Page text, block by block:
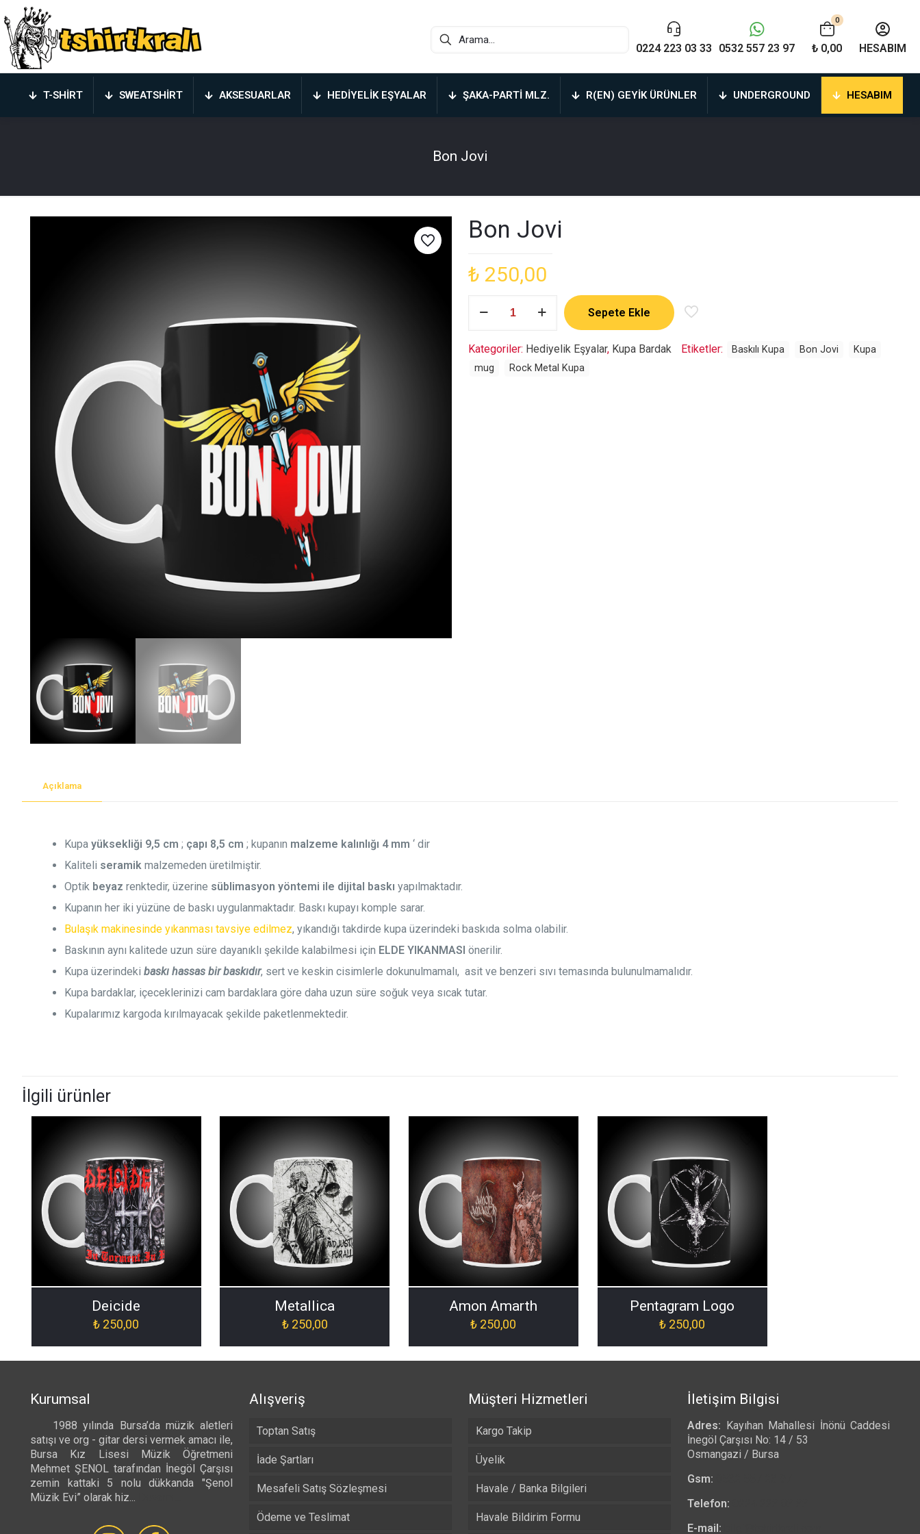
0224 223 03 33 0532 557 23 97
0
₺ 0,00 HESABIM
T-SHIRT SWEATSHIRT AKSESUARLAR HEDIYELIK EŞYALAR ŞAKA-PARTI MLZ. R(EN) GEYIK ÜRÜNLER UNDERGROUND HESABIM
Bon Jovi
Bon Jovi
₺ 250,00
Jovi
Sepete Ekle
Kategoriler: Hediyelik Eşyalar, Kupa Bardak Etiketler: Baskılı Kupa Bon Jovi
Kupa
mug
Rock Metal Kupa
Açıklama
Kupayüksekliği 9,5 cm ; çapı 8,5 cm ; kupanın malzeme kalınlığı 4 mm ‘ dir
Kaliteli seramik malzemeden üretilmiştir.
Optik beyaz renktedir, üzerine süblimasyon yöntemi ile dijital baskı yapılmaktadır.
Kupanın her iki yüzüne de baskı uygulanmaktadır. Baskı kupayı komple sarar.
Bulaşık makinesinde yıkanması tavsiye edilmez, yıkandığı takdirde kupa üzerindeki baskıda solma olabilir.
Baskının aynı kalitede uzun süre dayanıklı şekilde kalabilmesi için ELDE YIKANMASI önerilir.
Kupa üzerindekibaskı hassas bir baskıdır, sert ve keskin cisimlerle dokunulmamalı, asit ve benzeri sıvı temasında bulunulmamalıdır.
Kupa bardaklar, içeceklerinizi cam bardaklara göre daha uzun süre soğuk veya sıcak tutar.
Kupalarımız kargoda kırılmayacak şekilde paketlenmektedir.
İlgili ürünler
Deicide
₺ 250,00
Metallica
₺250,00
Amon Amarth
₺ 250,00
Pentagram Logo
₺ 250,00
Kurumsal
1988 yılında Bursa’da müzik aletleri
satışı ve org - gitar dersi vermek amacı ile,
Bursa Kız Lisesi Müzik Öğretmeni
Mehmet ŞENOL tarafından İnegöl Çarşısı
zemin kattaki 5 nolu dükkanda "Şenol
Müzik Evi” olarak hiz...
Alışveriş
Toptan Satış
İade Şartları
Mesafeli Satış Sözleşmesi
Ödeme ve Teslimat
Müşteri Hizmetleri
Kargo Takip
Üyelik
Havale / Banka Bilgileri
Havale Bildirim Formu
İletişim Bilgisi
Adres: Kayıhan Mahallesi İnönü Caddesi
İnegöl Çarşısı No: 14 / 53
Osmangazi / Bursa
Gsm:
Telefon:
E-mail: